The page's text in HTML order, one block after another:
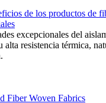
de los productos de
excepcionales del
alta resistencia térmica,